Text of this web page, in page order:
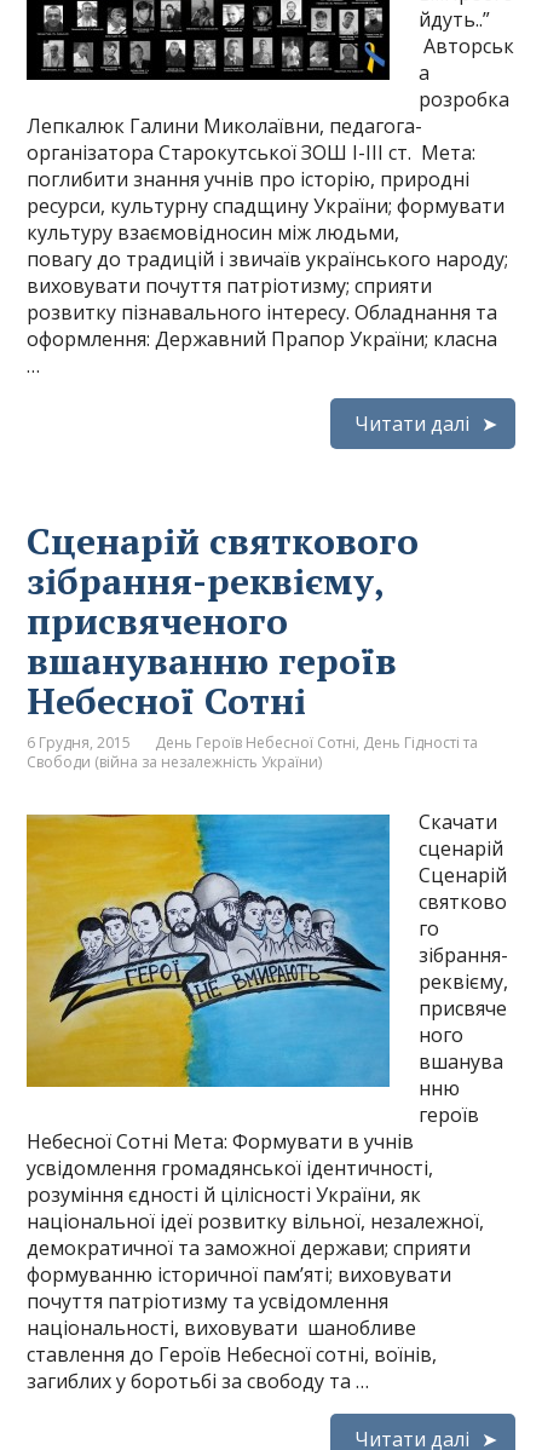
йдуть..”
Авторськ
а
розробка
Лепкалюк Галини Миколаївни, педагога-
організатора Старокутської ЗОШ І-ІІІ ст. Мета:
поглибити знання учнів про історію, природні
ресурси, культурну спадщину України; формувати
культуру взаємовідносин між людьми,
повагу до традицій і звичаїв українського народу;
виховувати почуття патріотизму; сприяти
розвитку пізнавального інтересу. Обладнання та
оформлення: Державний Прапор України; класна
…
Читати далі
Сценарій святкового
зібрання-реквієму,
присвяченого
вшануванню героїв
Небесної Сотні
6 Грудня, 2015 День Героїв Небесної Сотні, День Гідності та
Свободи (війна за незалежність України)
Скачати
сценарій
Сценарій
святково
го
зібрання-
реквієму,
присвяче
ного
вшанува
нню
героїв
Небесної Сотні Мета: Формувати в учнів
усвідомлення громадянської ідентичності,
розуміння єдності й цілісності України, як
національної ідеї розвитку вільної, незалежної,
демократичної та заможної держави; сприяти
формуванню історичної пам’яті; виховувати
почуття патріотизму та усвідомлення
національності, виховувати шанобливе
ставлення до Героїв Небесної сотні, воїнів,
загиблих у боротьбі за свободу та …
Читати далі